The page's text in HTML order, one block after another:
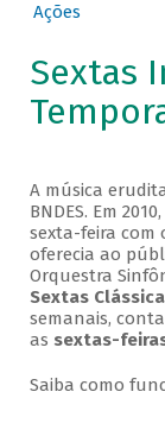
Ações
Sextas
A música
BNDES. Em
sexta-feira com
oferecia ao
Orquestra
Sextas
semanais,
as sextas-
Saiba como